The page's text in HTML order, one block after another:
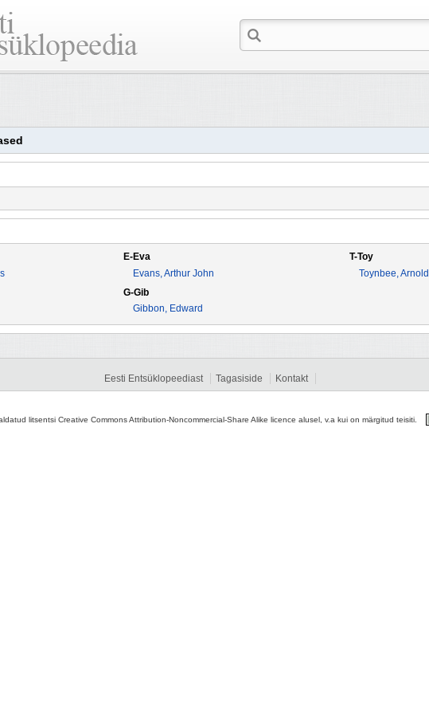
E-Eva
Evans, Arthur John
G-Gib
Gibbon, Edward
T-Toy
Toynbee, Arnold
Eesti Entsüklopeediast Tagasiside Kontakt
litsentsi Creative Commons Attribution-Noncommercial-Share Alike licence alusel, v.a kui on märgitud teisiti.